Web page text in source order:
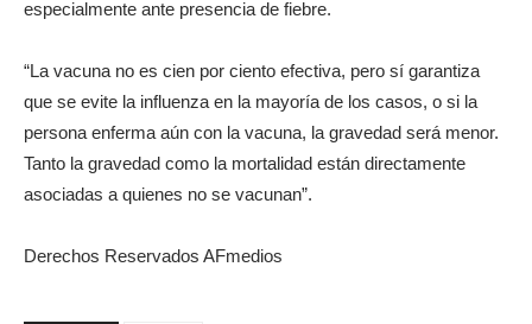
especialmente ante presencia de fiebre.
“La vacuna no es cien por ciento efectiva, pero sí garantiza
que se evite la influenza en la mayoría de los casos, o si la
persona enferma aún con la vacuna, la gravedad será menor.
Tanto la gravedad como la mortalidad están directamente
asociadas a quienes no se vacunan”.
Derechos Reservados AFmedios